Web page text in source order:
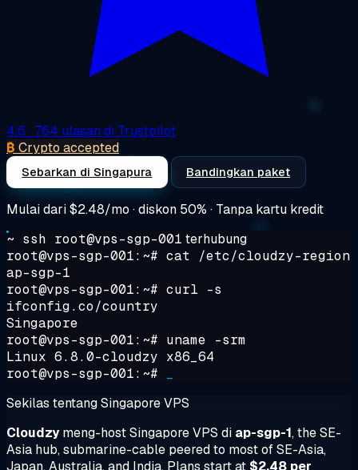
4.6 · 764 ulasan di Trustpilot
₿ Crypto accepted
Sebarkan di Singapura Bandingkan paket
Mulai dari$2.48/mo · diskon 50% · Tanpa kartu kredit
~ ssh root@vps-sgp-001 terhubung
root@vps-sgp-001:~# cat /etc/cloudzy-region
ap-sgp-1
root@vps-sgp-001:~# curl -s
ifconfig.co/country
Singapore
root@vps-sgp-001:~# uname -srm
Linux 6.8.0-cloudzy x86_64
root@vps-sgp-001:~#
Sekilas tentang Singapore VPS
Cloudzymeng-host Singapore VPS di ap-sgp-1, the SE-
Asia hub, submarine-cable peered to most of SE-Asia,
Japan, Australia, and India. Plans start at $2.48 per